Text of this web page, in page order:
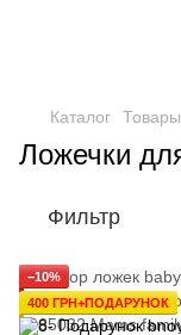
Каталог
Ложечки
Фильтр
−10%
400 ГРН+ПОДАРУНОК